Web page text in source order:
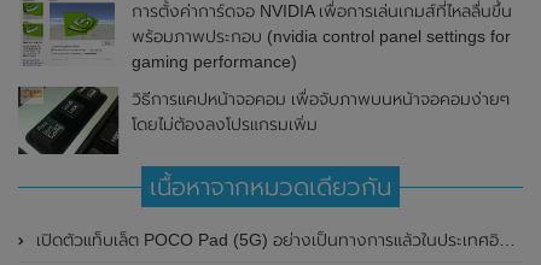
การตั้งค่าการ์ดจอ NVIDIA เพื่อการเล่นเกมส์ที่ไหลลื่นขึ้น
พร้อมภาพประกอบ (nvidia control panel settings for
gaming performance)
วิธีการแคปหน้าจอคอม เพื่อจับภาพบนหน้าจอคอมง่ายๆ
โดยไม่ต้องลงโปรแกรมเพิ่ม
เนื้อหาจากหมวดเดียวกัน
เปิดตัวแท็บเล็ต POCO Pad (5G) อย่างเป็นทางการแล้วในประเทศอินเดีย มาพร้อมชิปเซ็ต Snapdragon 7s Gen 2 ของ Qualcomm และรองรับเครือข่าย 5G